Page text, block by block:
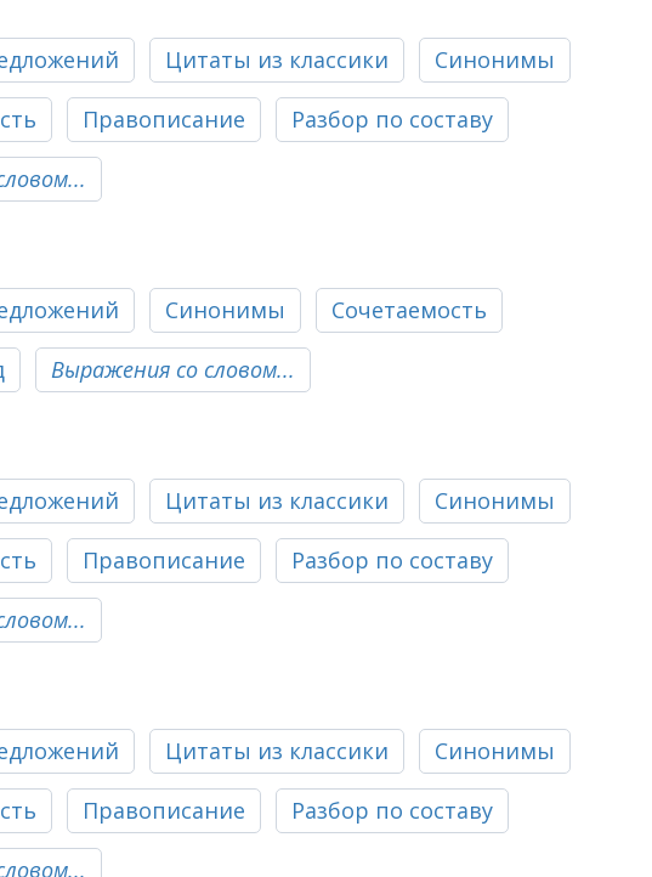
Цитаты из классики Синонимы
Правописание Разбор по составу
Синонимы Сочетаемость
Выражения со словом...
Цитаты из классики Синонимы
Правописание Разбор по составу
Цитаты из классики Синонимы
Правописание Разбор по составу